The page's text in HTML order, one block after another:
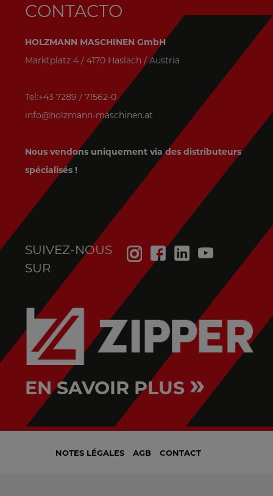
CONTACTO
HOLZMANN MASCHINEN GmbH
Marktplatz 4 / 4170 Haslach / Austria
Tel:+43 7289 / 71562-0
info@holzmann-maschinen.at
Nous vendons uniquement via des distributeurs
spécialisés !
SUIVEZ-NOUS
SUR
EN SAVOIR PLUS »
NOTES LÉGALES AGB CONTACT